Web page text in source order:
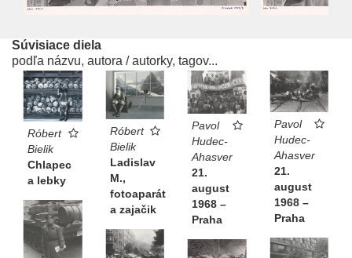
Súvisiace diela
podľa názvu, autora / autorky, tagov...
Róbert
Bielik
Chlapec
a lebky
Róbert
Bielik
Ladislav
M.,
fotoaparát
a zajačik
Pavol
Hudec-
Ahasver
21.
august
1968 –
Praha
Pavol
Hudec-
Ahasver
21.
august
1968 –
Praha